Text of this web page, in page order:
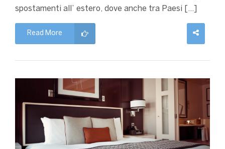
spostamenti all’ estero, dove anche tra Paesi […]
Read More